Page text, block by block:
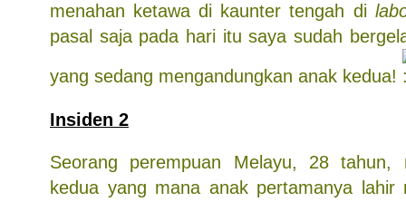
menahan ketawa di kaunter tengah di
pasal saja pada hari itu saya sudah
yang sedang mengandungkan anak kedua!
Insiden 2
Seorang perempuan Melayu, 28 tahun,
kedua yang mana anak pertamanya